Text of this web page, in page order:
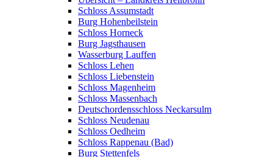
Schloss Assumstadt
Burg Hohenbeilstein
Schloss Horneck
Burg Jagsthausen
Wasserburg Lauffen
Schloss Lehen
Schloss Liebenstein
Schloss Magenheim
Schloss Massenbach
Deutschordensschloss Neckarsulm
Schloss Neudenau
Schloss Oedheim
Schloss Rappenau (Bad)
Burg Stettenfels